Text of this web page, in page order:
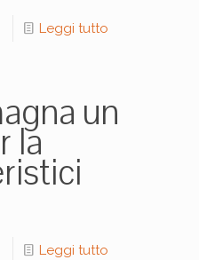
Leggi tutto
un
la
Leggi tutto